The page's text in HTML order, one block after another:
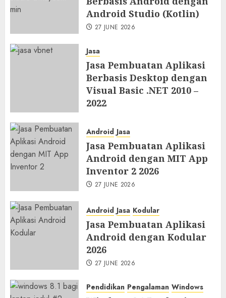
Android Studio (Kotlin)
27 JUNE 2026
Jasa
Jasa Pembuatan Aplikasi
Berbasis Desktop dengan
Visual Basic .NET 2010 –
2022
Android Jasa
Jasa Pembuatan Aplikasi
Android dengan MIT App
Inventor 2 2026
27 JUNE 2026
Android Jasa Kodular
Jasa Pembuatan Aplikasi
Android dengan Kodular
2026
27 JUNE 2026
Pendidikan Pengalaman Windows